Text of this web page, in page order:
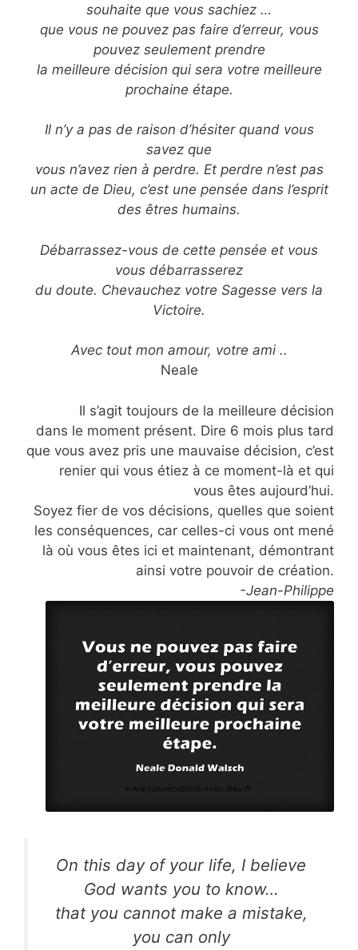
souhaite que vous sachiez …
que vous ne pouvez pas faire d’erreur, vous
pouvez seulement prendre
la meilleure décision qui sera votre meilleure
prochaine étape.
Il n’y a pas de raison d’hésiter quand vous
savez que
vous n’avez rien à perdre. Et perdre n’est pas
un acte de Dieu, c’est une pensée dans l’esprit
des êtres humains.
Débarrassez-vous de cette pensée et vous
vous débarrasserez
du doute. Chevauchez votre Sagesse vers la
Victoire.
Avec tout mon amour, votre ami ..
Neale
Il s’agit toujours de la meilleure décision
dans le moment présent. Dire 6 mois plus tard
que vous avez pris une mauvaise décision, c’est
renier qui vous étiez à ce moment-là et qui
vous êtes aujourd’hui.
Soyez fier de vos décisions, quelles que soient
les conséquences, car celles-ci vous ont mené
là où vous êtes ici et maintenant, démontrant
ainsi votre pouvoir de création.
-Jean-Philippe
On this day of your life, I believe
God wants you to know…
that you cannot make a mistake,
you can only